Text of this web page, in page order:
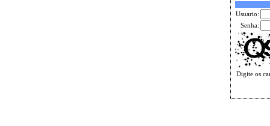
Usuario:
Senha:
Digite os